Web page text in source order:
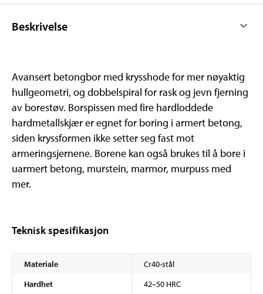
Beskrivelse
Avansert betongbor med krysshode for mer nøyaktig
hullgeometri, og dobbelspiral for rask og jevn fjerning
av borestøv. Borspissen med fire hardloddede
hardmetallskjær er egnet for boring i armert betong,
siden kryssformen ikke setter seg fast mot
armeringsjernene. Borene kan også brukes til å bore i
uarmert betong, murstein, marmor, murpuss med
mer.
Teknisk spesifikasjon
Materiale
Cr40-stål
Hardhet
42–50 HRC